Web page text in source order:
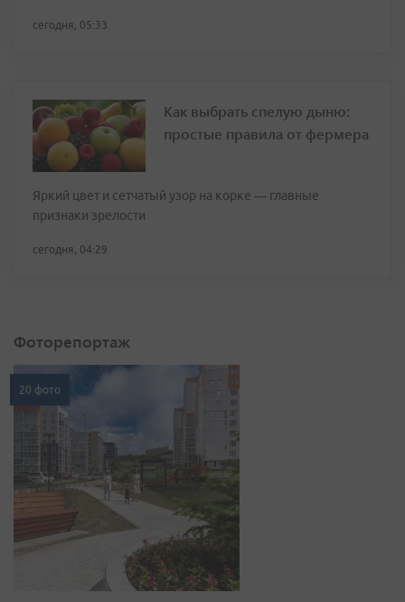
сегодня, 05:33
Как выбрать спелую дыню:
простые правила от фермера
Яркий цвет и сетчатый узор на корке — главные
признаки зрелости
сегодня, 04:29
Фоторепортаж
20 фото